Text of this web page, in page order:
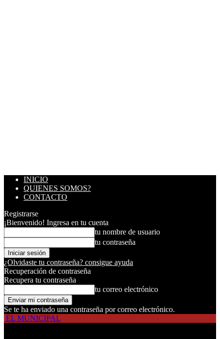
INICIO
QUIENES SOMOS?
CONTACTO
Registrarse
¡Bienvenido! Ingresa en tu cuenta
tu nombre de usuario
tu contraseña
¿Olvidaste tu contraseña? consigue ayuda
Recuperación de contraseña
Recupera tu contraseña
tu correo electrónico
Se te ha enviado una contraseña por correo electrónico.
EL MUNICIPAL